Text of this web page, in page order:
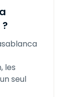
les
seul